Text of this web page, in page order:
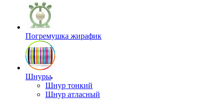
Погремушка жирафик
Шнуры
Шнур тонкий
Шнур атласный